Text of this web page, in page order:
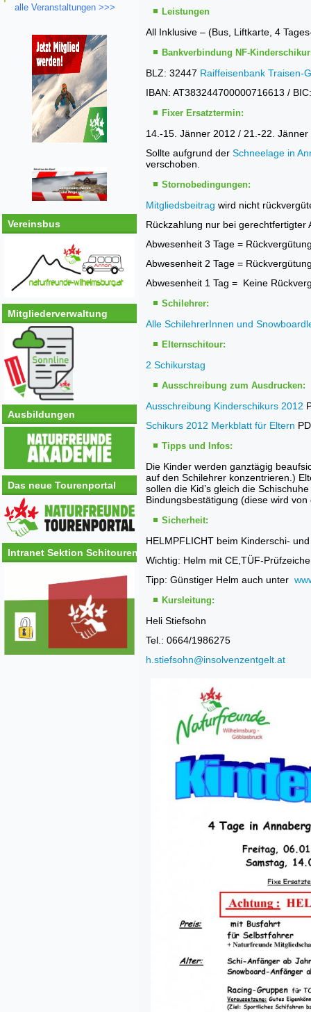
alle Veranstaltungen >>>
Vereinsbus
Mitgliederverwaltung
Ausbildungen
Das neue Tourenportal
Intranet Sektion Schitouren
Leistungen
All Inklusive – (Bus, Liftkarte, 4
Bankverbindung NF-
BLZ: 32447 Raiffeisenbank Traisen-
IBAN: AT383244700000716613 /
Fixer Ersatztermin:
14.-15. Jänner 2012 / 21.-22. Jänner
Sollte aufgrund der Schneelage in
verschoben.
Stornobedingungen:
Mitgliedsbeitrag wird nicht
Rückzahlung nur bei gerechtfertigter
Abwesenheit 3 Tage =
Abwesenheit 2 Tage =
Abwesenheit 1 Tag = Keine
Schilehrer:
Alle SchilehrerInnen und
Elternschitour:
2 Schikurstag
Ausschreibung zum Ausdrucken:
Ausschreibung Kinderschikurs 2012
Schikurs 2012 Merkblatt für Eltern
Tipps und Infos:
Die Kinder werden ganztägig
auf den Schilehrer konzentrieren.)
sollen die Kid’s gleich die
Bindungsbestätigung (diese wird
Sicherheit:
HELMPFLICHT beim Kinderschi-
Wichtig: Helm mit CE,TÜF-
Tipp: Günstiger Helm auch unter
Kursleitung:
Heli Stiefsohn
Tel.: 0664/1986275
h.stiefsohn@insolvenzentgelt.at